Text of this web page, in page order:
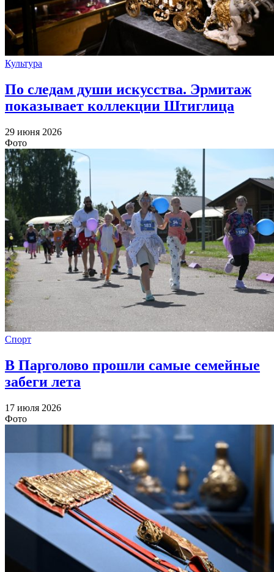
Культура
По следам души искусства. Эрмитаж
показывает коллекции Штиглица
29 июня 2026
Фото
Спорт
В Парголово прошли самые семейные
забеги лета
17 июля 2026
Фото